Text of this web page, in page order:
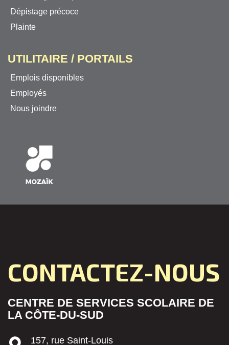
Dépistage précoce
Plainte
UTILITAIRE / PORTAILS
Emplois disponibles
Employés
Nous joindre
CONTACTEZ-NOUS
CENTRE DE SERVICES SCOLAIRE DE
LA CÔTE-DU-SUD
157, rue Saint-Louis